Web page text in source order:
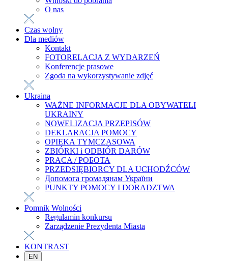
O nas
Czas wolny
Dla mediów
Kontakt
FOTORELACJA Z WYDARZEŃ
Konferencje prasowe
Zgoda na wykorzystywanie zdjęć
Ukraina
WAŻNE INFORMACJE DLA OBYWATELI
UKRAINY
NOWELIZACJA PRZEPISÓW
DEKLARACJA POMOCY
OPIEKA TYMCZASOWA
ZBIÓRKI i ODBIÓR DARÓW
PRACA / РОБОТА
PRZEDSIĘBIORCY DLA UCHODŹCÓW
Допомога громадянам України
PUNKTY POMOCY I DORADZTWA
Pomnik Wolności
Regulamin konkursu
Zarządzenie Prezydenta Miasta
KONTRAST
EN